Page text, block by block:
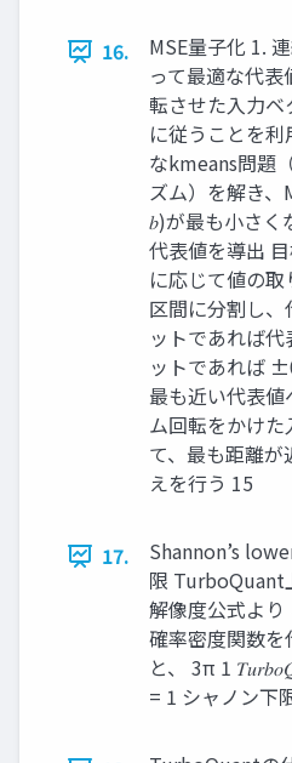
16.
MSE量子化 1.
って最適な代
転させた入力
に従うことを
なkmeans問題
ズム）を解き、
𝑏)が最も小さく
代表値を導出
に応じて値の
区間に分割し
ットであれば
ットであれば
最も近い代表
ム回転をかけ
て、最も距離
えを行う 15
17.
Shannon’s
限 TurboQuant
解像度公式より
確率密度関数を
と、 3π 1
= 1 シャノン下